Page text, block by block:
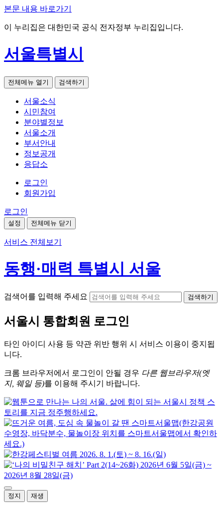
본문 내용 바로가기
이 누리집은 대한민국 공식 전자정부 누리집입니다.
서울특별시
전체메뉴 열기 검색하기
서울소식
시민참여
분야별정보
서울소개
부서안내
정보공개
응답소
로그인
회원가입
로그인
설정 전체메뉴 닫기
서비스 전체보기
동행·매력 특별시 서울
검색어를 입력해 주세요 검색하기
서울시 통합회원 로그인
타인 아이디 사용 등 약관 위반 행위 시 서비스 이용이 중지됩
니다.
크롬 브라우저에서 로그인이 안될 경우 다른 웹브라우저(엣
지, 웨일 등)를 이용해 주시기 바랍니다.
정지 재생